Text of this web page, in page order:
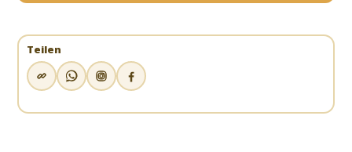
Teilen